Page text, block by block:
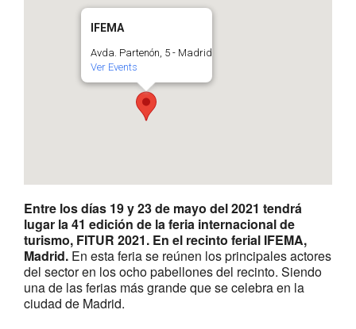
IFEMA
Avda. Partenón, 5 - Madrid
Ver Events
Entre los días 19 y 23 de mayo del 2021 tendrá
lugar la 41 edición de la feria internacional de
turismo, FITUR 2021. En el recinto ferial IFEMA,
Madrid. En esta feria se reúnen los principales actores
del sector en los ocho pabellones del recinto. Siendo
una de las ferias más grande que se celebra en la
ciudad de Madrid.